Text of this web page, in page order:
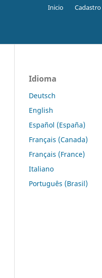
Inicio Cadastro
Idioma
Deutsch
English
Español (España)
Français (Canada)
Français (France)
Italiano
Português (Brasil)